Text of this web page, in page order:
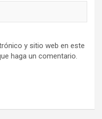
y sitio web en este
haga un comentario.